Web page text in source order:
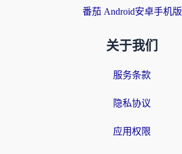
番茄 Android安卓手机版
关于我们
服务条款
隐私协议
应用权限